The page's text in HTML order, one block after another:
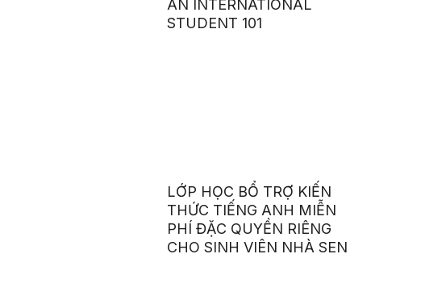
AN INTERNATIONAL
STUDENT 101
LỚP HỌC BỔ TRỢ KIẾN
THỨC TIẾNG ANH MIỄN
PHÍ ĐẶC QUYỀN RIÊNG
CHO SINH VIÊN NHÀ SEN